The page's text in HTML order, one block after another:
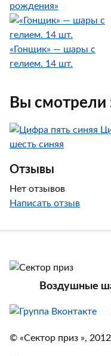
рождения»
«Гонщик» — шары с
гелием. 14 шт.
Вы смотрели
шесть синяя
Отзывы
Нет отзывов
Написать отзыв
Воздушные
© «Сектор приз »,